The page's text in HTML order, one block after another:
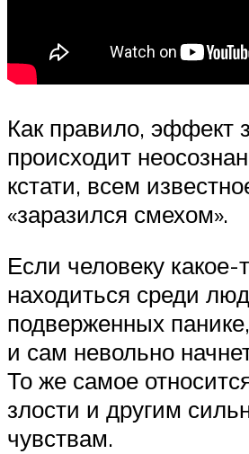
Как правило, эффект
происходит
кстати, всем
«заразился смехом».
Если человеку какое-
находиться среди
подверженных
и сам невольно
То же самое
злости и другим
чувствам.